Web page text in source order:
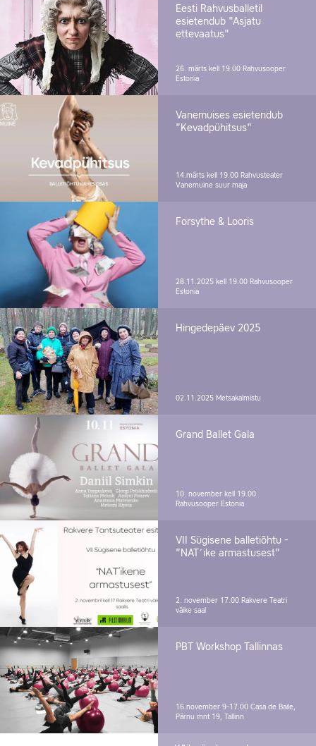
Eesti Rahvusballetil
esietendub "Asjatu
ettevaatus"
26. märts kell 19.00 Rahvusooper
Estonia
Vanemuises esietendub
"Kevadpühitsus"
14.märts kell 19.00 Rahvusteater
Vanemuine suur maja
Forsythe & Looris
28.11.2025 kell 19.00 Rahvusooper
Estonia
Hingedepäev 2025
02.11.2025 Metsakalmistu
Grand Ballet Gala
10. november kell 19.00
Rahvusooper Estonia
VII Sügisene balletiõhtu -
"NAT´ike armastusest"
2. november 17.00 Rakvere Teatri
väike saal
PBT Workshop Tallinnas
16.november 9-17.00 Casa de Baile,
Pärnu mnt 19, Tallinn